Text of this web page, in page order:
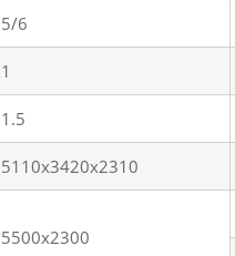
5/6
1
1.5
5110x3420x2310
5500x2300